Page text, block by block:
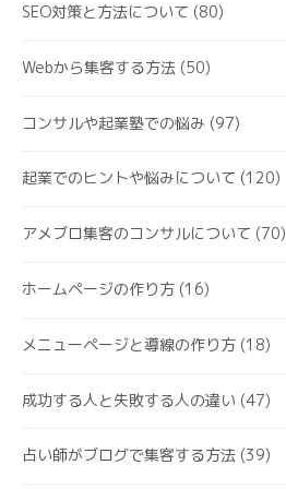
SEO対策と方法について (80)
Webから集客する方法 (50)
コンサルや起業塾での悩み (97)
起業でのヒントや悩みについて (120)
アメブロ集客のコンサルについて (70)
ホームページの作り方 (16)
メニューページと導線の作り方 (18)
成功する人と失敗する人の違い (47)
占い師がブログで集客する方法 (39)